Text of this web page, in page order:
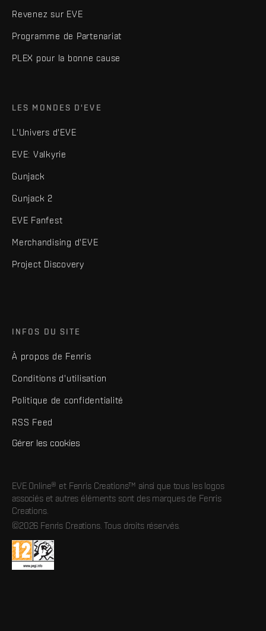
Revenez sur EVE
Programme de Partenariat
PLEX pour la bonne cause
LES MONDES D'EVE
L'Univers d'EVE
EVE: Valkyrie
Gunjack
Gunjack 2
EVE Fanfest
Merchandising d'EVE
Project Discovery
INFOS DU SITE
À propos de Fenris
Conditions d'utilisation
Politique de confidentialité
RSS Feed
Gérer les cookies
EVE Online® et Fenris Creations™ ainsi que tous les logos
associés et autres éléments sont des marques de Fenris
Creations.
©2026 Fenris Creations. Tous droits réservés.